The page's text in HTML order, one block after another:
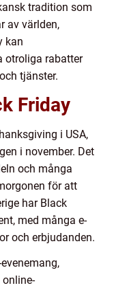
tradition som
av världen,
kan
otroliga rabatter
tjänster.
Friday
i USA,
i november. Det
och många
för att
har Black
med många e-
och erbjudanden.